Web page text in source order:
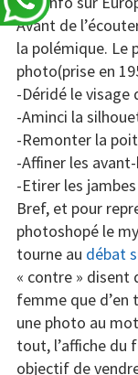
Avant de
la polémique. Le
photo(prise en
-Déridé le visage
-Aminci la
-Remonter la
-Affiner les
-Etirer les jambes
Bref, et pour
photoshopé le
tourne au débat
« contre » disent
femme que
une photo au
tout, l’affiche du
objectif de